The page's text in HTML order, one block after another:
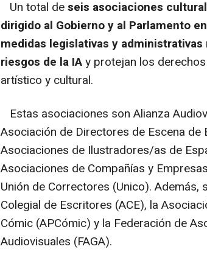
Un total deseis asociaciones
dirigido al Gobierno y al Parlamento
medidas legislativas y
riesgos de la IAy protejan los
artístico y cultural.
Estas asociaciones son Alianza
Asociación de Directores de Escena de
Asociaciones de Ilustradores/as de
Asociaciones de Compañías y
Unión de Correctores (Unico). Además,
Colegial de Escritores (ACE), la
Cómic (APCómic) y la Federación de
Audiovisuales (FAGA).